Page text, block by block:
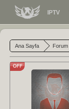
IPTV
Ana Sayfa Forum